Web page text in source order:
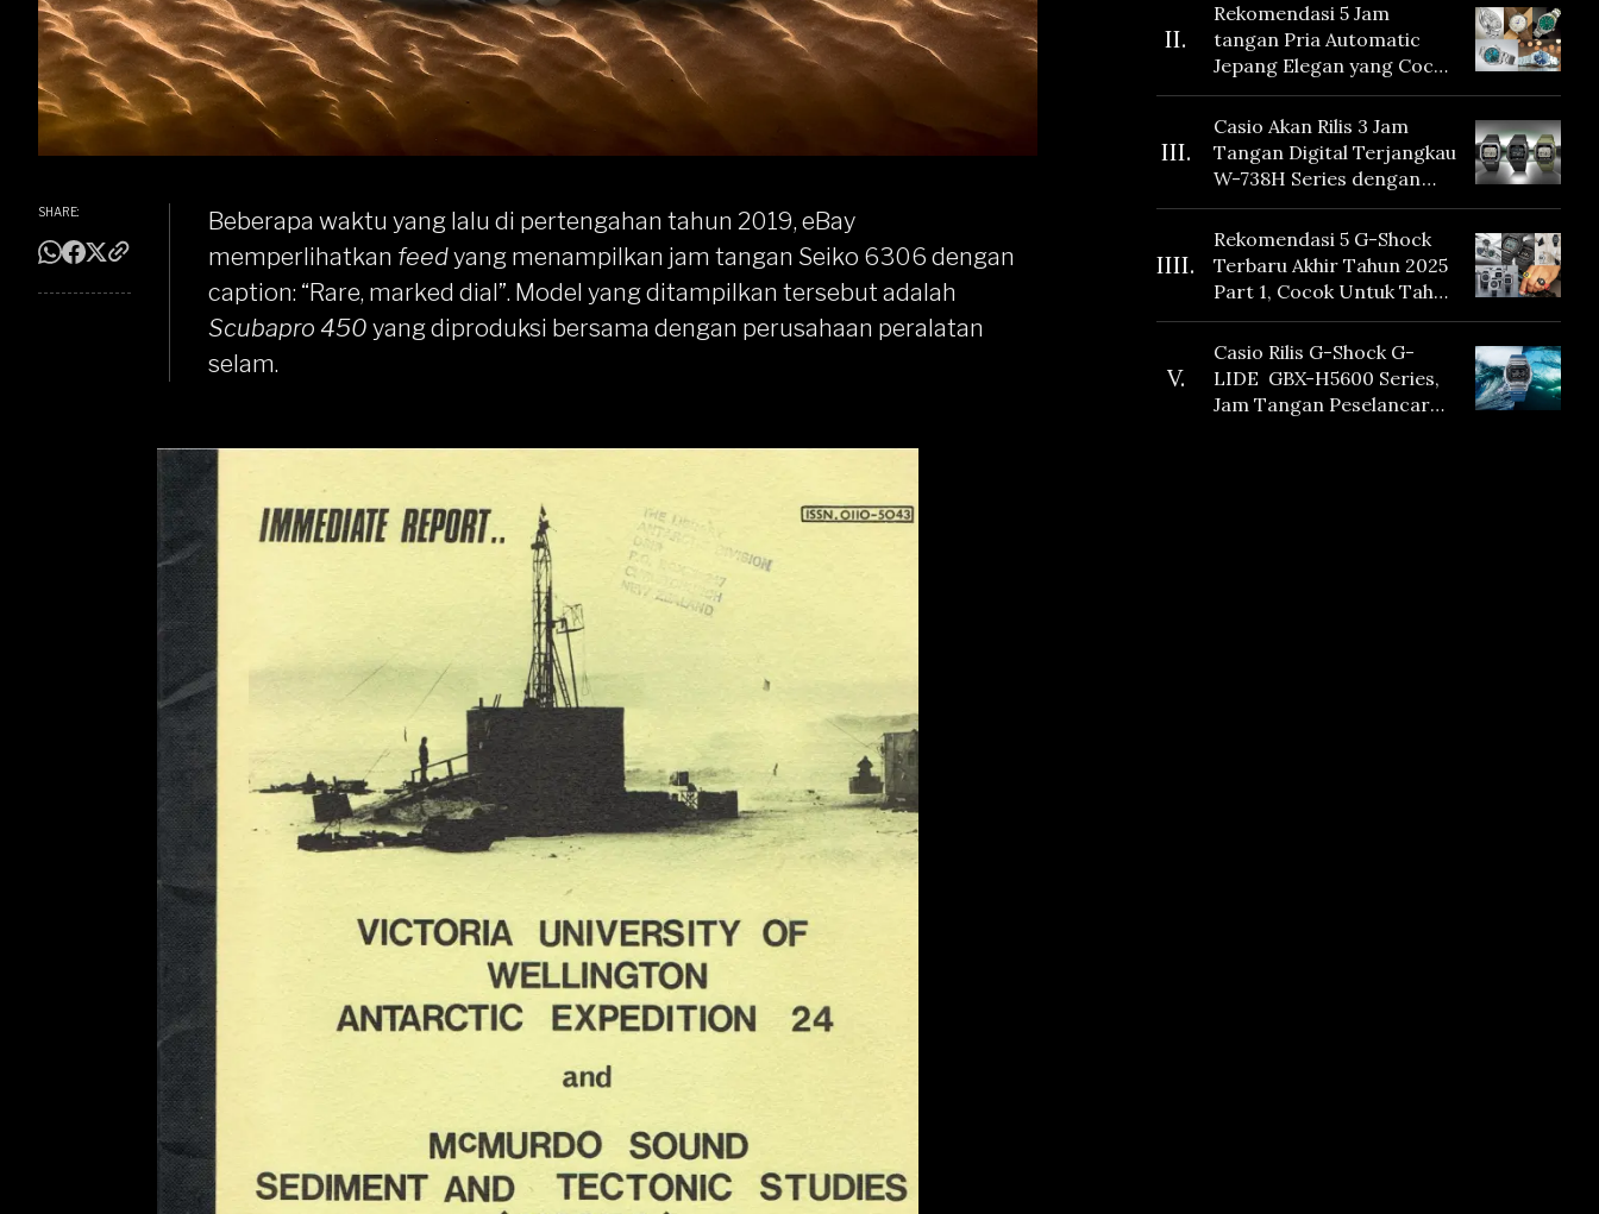
SHARE: Beberapa waktu yang lalu di pertengahan tahun 2019, eBay
memperlihatkan feedyang menampilkan jam tangan Seiko 6306 dengan
caption: “Rare, marked dial”. Model yang ditampilkan tersebut adalah
Scubapro 450 yang diproduksi bersama dengan perusahaan peralatan
selam.
II.
Rekomendasi 5 Jam
tangan Pria Automatic
Jepang Elegan yang Cocok
Dikoleksi di 2026
III.
Casio Akan Rilis 3 Jam
Tangan Digital Terjangkau
W-738H Series dengan
Masa Baterai 10 Tahun
dan Fitur Vibration
IIII.
Rekomendasi 5 G-Shock
Terbaru Akhir Tahun 2025
Part 1, Cocok Untuk Tahun
Baru!
V.
Casio Rilis G-Shock G-
LIDE GBX-H5600 Series,
Jam Tangan Peselancar